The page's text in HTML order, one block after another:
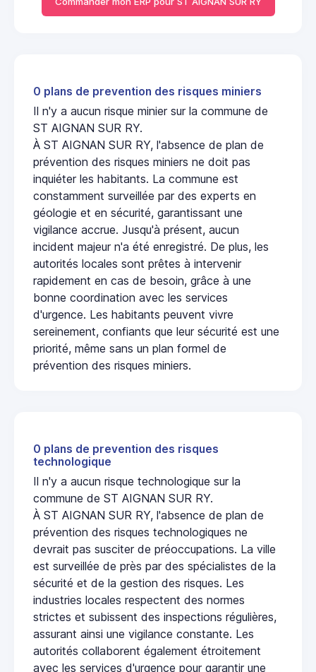
0 plans de prevention des risques miniers
Il n'y a aucun risque minier sur la commune de
ST AIGNAN SUR RY.
À ST AIGNAN SUR RY, l'absence de plan de
prévention des risques miniers ne doit pas
inquiéter les habitants. La commune est
constamment surveillée par des experts en
géologie et en sécurité, garantissant une
vigilance accrue. Jusqu'à présent, aucun
incident majeur n'a été enregistré. De plus, les
autorités locales sont prêtes à intervenir
rapidement en cas de besoin, grâce à une
bonne coordination avec les services
d'urgence. Les habitants peuvent vivre
sereinement, confiants que leur sécurité est une
priorité, même sans un plan formel de
prévention des risques miniers.
0 plans de prevention des risques
technologique
Il n'y a aucun risque technologique sur la
commune de ST AIGNAN SUR RY.
À ST AIGNAN SUR RY, l'absence de plan de
prévention des risques technologiques ne
devrait pas susciter de préoccupations. La ville
est surveillée de près par des spécialistes de la
sécurité et de la gestion des risques. Les
industries locales respectent des normes
strictes et subissent des inspections régulières,
assurant ainsi une vigilance constante. Les
autorités collaborent également étroitement
avec les services d'urgence pour garantir une